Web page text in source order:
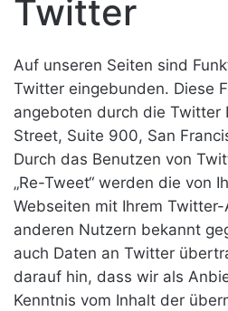
Twitter
Auf unseren Seiten sind
Twitter eingebunden. Diese
angeboten durch die Twitter
Street, Suite 900, San
Durch das Benutzen von
„Re-Tweet“ werden die von
Webseiten mit Ihrem
anderen Nutzern bekannt
auch Daten an Twitter
darauf hin, dass wir als
Kenntnis vom Inhalt der